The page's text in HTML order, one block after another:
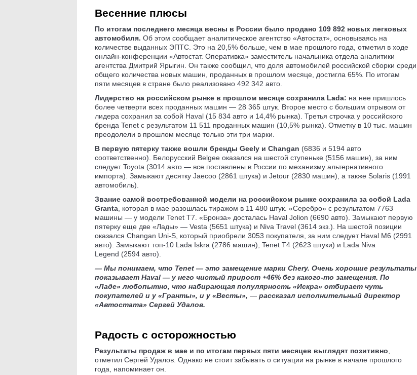
Весенние плюсы
По итогам последнего месяца весны в России было продано 109 892 новых легковых
автомобиля. Об этом сообщает аналитическое агентство «Автостат», основываясь на
количестве выданных ЭПТС. Это на 20,5% больше, чем в мае прошлого года, отметил в ходе
онлайн-конференции «Автостат. Оперативка» заместитель начальника отдела аналитики
агентства Дмитрий Ярыгин. Он также сообщил, что доля автомобилей российской сборки среди
общего количества новых машин, проданных в прошлом месяце, достигла 65%. По итогам
пяти месяцев в стране было реализовано 492 342 авто.
Лидерство на российском рынке в прошлом месяце сохранила Lada: на нее пришлось
более четверти всех проданных машин — 28 365 штук. Второе место с большим отрывом от
лидера сохранил за собой Haval (15 834 авто и 14,4% рынка). Третья строчка у российского
бренда Tenet с результатом 11 511 проданных машин (10,5% рынка). Отметку в 10 тыс. машин
преодолели в прошлом месяце только эти три марки.
В первую пятерку также вошли бренды Geely и Changan (6836 и 5194 авто
соответственно). Белорусский Belgee оказался на шестой ступеньке (5156 машин), за ним
следует Toyota (3014 авто — все поставлены в России по механизму альтернативного
импорта). Замыкают десятку Jaecoo (2861 штука) и Jetour (2830 машин), а также Solaris (1991
автомобиль).
Звание самой востребованной модели на российском рынке сохранила за собой Lada
Granta , которая в мае разошлась тиражом в 11 480 штук. «Серебро» с результатом 7763
машины — у модели Tenet T7. «Бронза» досталась Haval Jolion (6690 авто). Замыкают первую
пятерку еще две «Лады» — Vesta (5651 штука) и Niva Travel (3614 экз.). На шестой позиции
оказался Changan Uni-S, который приобрели 3053 покупателя, за ним следует Haval M6 (2991
авто). Замыкают топ-10 Lada Iskra (2786 машин), Tenet T4 (2623 штуки) и Lada Niva
Legend (2594 авто).
— Мы понимаем, что Tenet — это замещение марки Chery. Очень хорошие результаты
показывает Haval — у него чистый прирост +46% без какого-то замещения. По
«Ладе» любопытно, что набирающая популярность «Искра» отбирает чуть
покупателей и у «Гранты», и у «Весты», — рассказал исполнительный директор
«Автостата» Сергей Удалов.
Радость с осторожностью
Результаты продаж в мае и по итогам первых пяти месяцев выглядят позитивно
отметил Сергей Удалов. Однако не стоит забывать о ситуации на рынке в начале прошлого
года, напоминает он.